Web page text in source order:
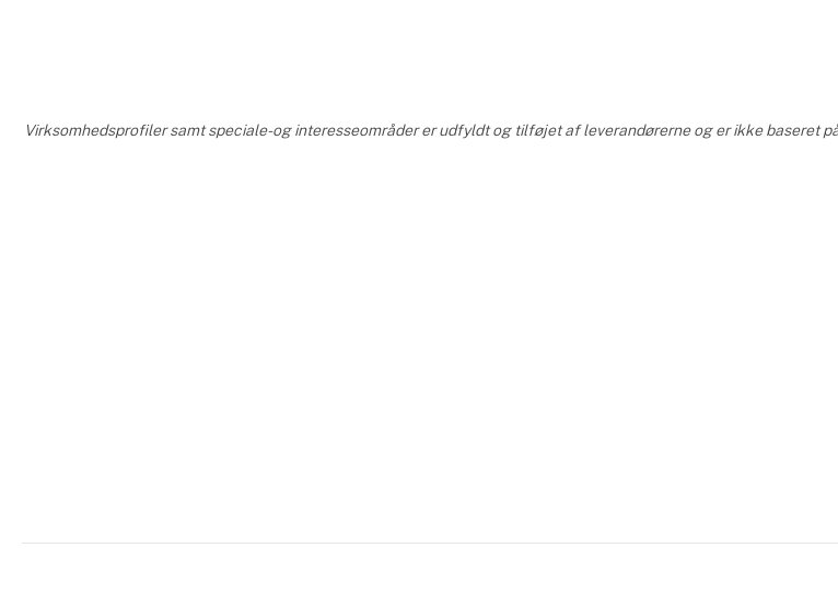
Virksomhedsprofiler samt speciale- og interesseområder er udfyldt og tilføjet af leverandørerne og er ikke baseret